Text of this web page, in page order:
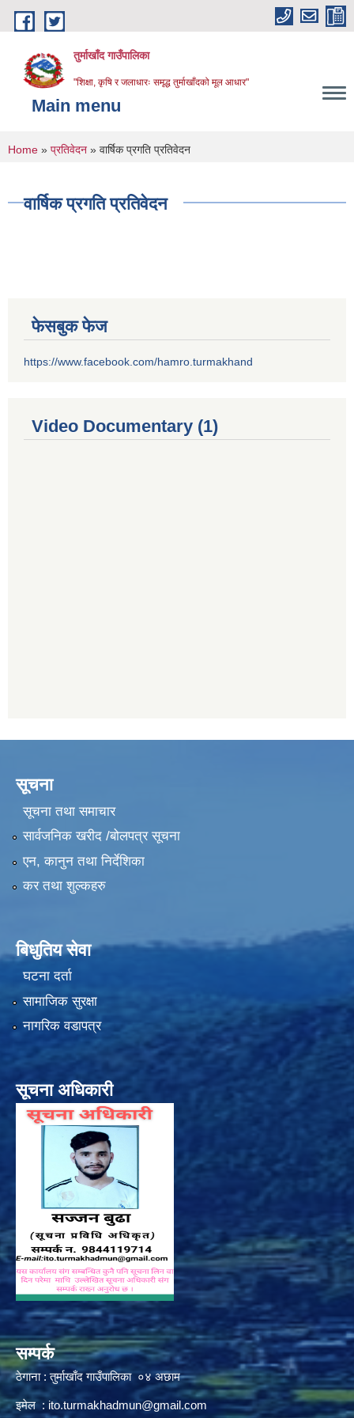
Skip to main content
तुर्माखाँद गाउँपालिका
"शिक्षा, कृषि र जलाधारः समृद्ध तुर्माखाँदको मूल आधार"
Main menu
You are here
Home » प्रतिवेदन » वार्षिक प्रगति प्रतिवेदन
वार्षिक प्रगति प्रतिवेदन
फेसबुक फेज
https://www.facebook.com/hamro.turmakhand
Video Documentary (1)
सूचना
सूचना तथा समाचार
सार्वजनिक खरीद /बोलपत्र सूचना
एन, कानुन तथा निर्देशिका
कर तथा शुल्कहरु
बिधुतिय सेवा
घटना दर्ता
सामाजिक सुरक्षा
नागरिक वडापत्र
सूचना अधिकारी
सम्पर्क
ठेगाना : तुर्माखाँद गाउँपालिका ०४ अछाम
इमेल : ito.turmakhadmun@gmail.com